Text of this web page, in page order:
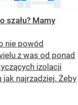
szału? Mamy
nie powód
z was od ponad
izolacji
najrzadziej. Żeby